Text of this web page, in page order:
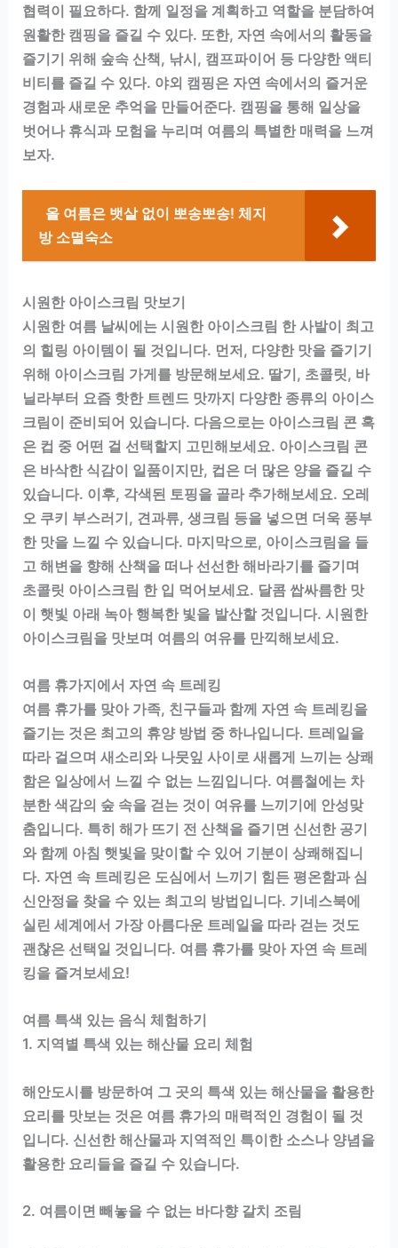
협력이 필요하다. 함께 일정을 계획하고 역할을 분담하여
원활한 캠핑을 즐길 수 있다. 또한, 자연 속에서의 활동을
즐기기 위해 숲속 산책, 낚시, 캠프파이어 등 다양한 액티
비티를 즐길 수 있다. 야외 캠핑은 자연 속에서의 즐거운
경험과 새로운 추억을 만들어준다. 캠핑을 통해 일상을
벗어나 휴식과 모험을 누리며 여름의 특별한 매력을 느껴
보자.
올 여름은 뱃살 없이 뽀송뽀송! 체지
방 소멸숙소
시원한 아이스크림 맛보기
시원한 여름 날씨에는 시원한 아이스크림 한 사발이 최고
의 힐링 아이템이 될 것입니다. 먼저, 다양한 맛을 즐기기
위해 아이스크림 가게를 방문해보세요. 딸기, 초콜릿, 바
닐라부터 요즘 핫한 트렌드 맛까지 다양한 종류의 아이스
크림이 준비되어 있습니다. 다음으로는 아이스크림 콘 혹
은 컵 중 어떤 걸 선택할지 고민해보세요. 아이스크림 콘
은 바삭한 식감이 일품이지만, 컵은 더 많은 양을 즐길 수
있습니다. 이후, 각색된 토핑을 골라 추가해보세요. 오레
오 쿠키 부스러기, 견과류, 생크림 등을 넣으면 더욱 풍부
한 맛을 느낄 수 있습니다. 마지막으로, 아이스크림을 들
고 해변을 향해 산책을 떠나 선선한 해바라기를 즐기며
초콜릿 아이스크림 한 입 먹어보세요. 달콤 쌉싸름한 맛
이 햇빛 아래 녹아 행복한 빛을 발산할 것입니다. 시원한
아이스크림을 맛보며 여름의 여유를 만끽해보세요.
여름 휴가지에서 자연 속 트레킹
여름 휴가를 맞아 가족, 친구들과 함께 자연 속 트레킹을
즐기는 것은 최고의 휴양 방법 중 하나입니다. 트레일을
따라 걸으며 새소리와 나뭇잎 사이로 새롭게 느끼는 상쾌
함은 일상에서 느낄 수 없는 느낌입니다. 여름철에는 차
분한 색감의 숲 속을 걷는 것이 여유를 느끼기에 안성맞
춤입니다. 특히 해가 뜨기 전 산책을 즐기면 신선한 공기
와 함께 아침 햇빛을 맞이할 수 있어 기분이 상쾌해집니
다. 자연 속 트레킹은 도심에서 느끼기 힘든 평온함과 심
신안정을 찾을 수 있는 최고의 방법입니다. 기네스북에
실린 세계에서 가장 아름다운 트레일을 따라 걷는 것도
괜찮은 선택일 것입니다. 여름 휴가를 맞아 자연 속 트레
킹을 즐겨보세요!
여름 특색 있는 음식 체험하기
1. 지역별 특색 있는 해산물 요리 체험
해안도시를 방문하여 그 곳의 특색 있는 해산물을 활용한
요리를 맛보는 것은 여름 휴가의 매력적인 경험이 될 것
입니다. 신선한 해산물과 지역적인 특이한 소스나 양념을
활용한 요리들을 즐길 수 있습니다.
2. 여름이면 빼놓을 수 없는 바다향 갈치 조림